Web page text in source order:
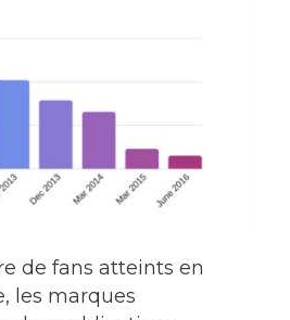
de fans atteints en
les marques